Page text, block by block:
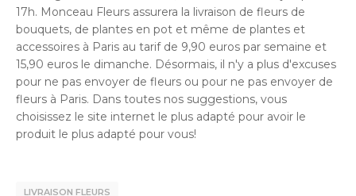
17h. Monceau Fleurs assurera la livraison de fleurs de
bouquets, de plantes en pot et même de plantes et
accessoires à Paris au tarif de 9,90 euros par semaine et
15,90 euros le dimanche. Désormais, il n'y a plus d'excuses
pour ne pas envoyer de fleurs ou pour ne pas envoyer de
fleurs à Paris. Dans toutes nos suggestions, vous
choisissez le site internet le plus adapté pour avoir le
produit le plus adapté pour vous!
LIVRAISON FLEURS